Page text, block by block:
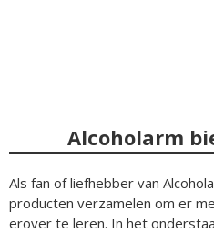
Alcoholarm
Als fan of liefhebber van
producten verzamelen om er
erover te leren. In het